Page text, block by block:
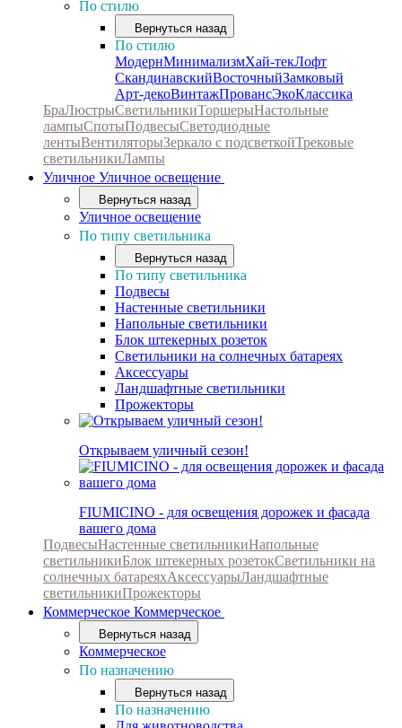
По стилю
Вернуться назад
По стилю
МодернМинимализмХай-текЛофт
СкандинавскийВосточныйЗамковый
Арт-декоВинтажПровансЭкоКлассика
БраЛюстрыСветильникиТоршерыНастольные
лампыСпотыПодвесыСветодиодные
лентыВентиляторыЗеркало с подсветкойТрековые
светильникиЛампы
Уличное Уличное освещение
Вернуться назад
Уличное освещение
По типу светильника
Вернуться назад
По типу светильника
Подвесы
Настенные светильники
Напольные светильники
Блок штекерных розеток
Светильники на солнечных батареях
Аксессуары
Ландшафтные светильники
Прожекторы
Открываем уличный сезон!
FIUMICINO - для освещения дорожек и фасада
вашего дома
ПодвесыНастенные светильникиНапольные
светильникиБлок штекерных розетокСветильники на
солнечных батареяхАксессуарыЛандшафтные
светильникиПрожекторы
Коммерческое Коммерческое
Вернуться назад
Коммерческое
По назначению
Вернуться назад
По назначению